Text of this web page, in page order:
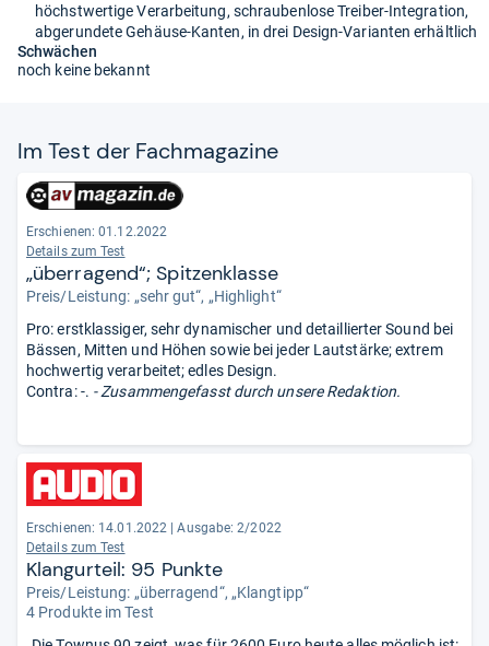
höchstwertige Verarbeitung, schraubenlose Treiber-Integration,
abgerundete Gehäuse-Kanten, in drei Design-Varianten erhältlich
Schwächen
noch keine bekannt
Im Test der Fach­ma­ga­zine
Erschienen: 01.12.2022
Details zum Test
„überragend“; Spitzenklasse
Preis/Leistung: „sehr gut“, „Highlight“
Pro: erstklassiger, sehr dynamischer und detaillierter Sound bei
Bässen, Mitten und Höhen sowie bei jeder Lautstärke; extrem
hochwertig verarbeitet; edles Design.
Contra: -. - Zusammengefasst durch unsere Redaktion.
Erschienen: 14.01.2022 | Ausgabe: 2/2022
Details zum Test
Klangurteil: 95 Punkte
Preis/Leistung: „überragend“, „Klangtipp“
4 Produkte im Test